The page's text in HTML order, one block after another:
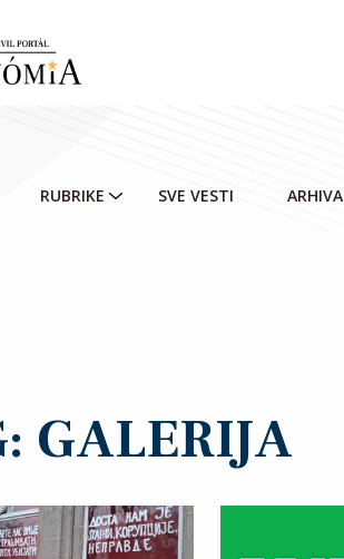
RUBRIKE SVE VESTI ARHIVA
GALERIJA